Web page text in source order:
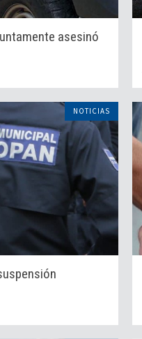
asesinó
NOTICIAS